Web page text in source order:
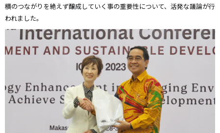
横のつながりを絶えず醸成していく事の重要性について、活発な議論が行
われました。